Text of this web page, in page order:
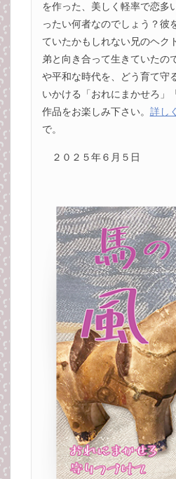
を作った、美しく軽率で恋多
ったい何者なのでしょう？彼
ていたかもしれない兄のヘク
弟と向き合って生きていたの
や平和な時代を、どう育て守
いかける「おれにまかせろ」
作品をお楽しみ下さい。 詳し
で。
２０２５年６月５日